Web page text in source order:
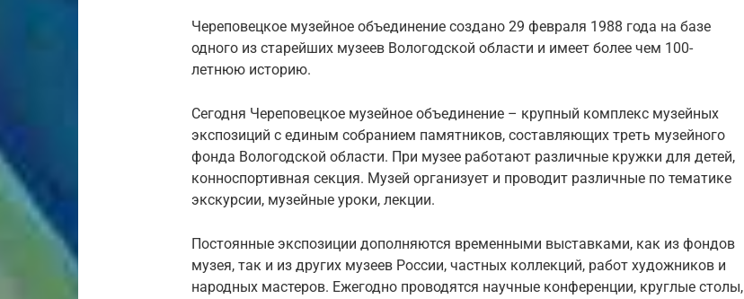
Череповецкое музейное объединение создано 29 февраля 1988 года на базе
одного из старейших музеев Вологодской области и имеет более чем 100-
летнюю историю.
Сегодня Череповецкое музейное объединение – крупный комплекс музейных
экспозиций с единым собранием памятников, составляющих треть музейного
фонда Вологодской области. При музее работают различные кружки для детей,
конноспортивная секция. Музей организует и проводит различные по тематике
экскурсии, музейные уроки, лекции.
Постоянные экспозиции дополняются временными выставками, как из фондов
музея, так и из других музеев России, частных коллекций, работ художников и
народных мастеров. Ежегодно проводятся научные конференции, круглые столы,